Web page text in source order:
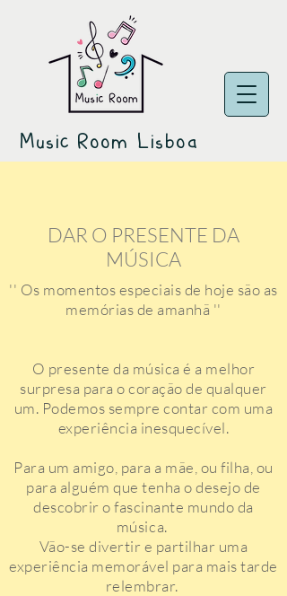
Music Room Lisboa
DAR O PRESENTE DA
MÚSICA
'' Os momentos especiais de hoje são as
memórias de amanhã ''
O presente da música é a melhor
surpresa para o coração de qualquer
um. Podemos sempre contar com uma
experiência inesquecível.
Para um amigo, para a mãe, ou filha, ou
para alguém que tenha o desejo de
descobrir o fascinante mundo da
música.
Vão-se divertir e partilhar uma
experiência memorável para mais tarde
relembrar.